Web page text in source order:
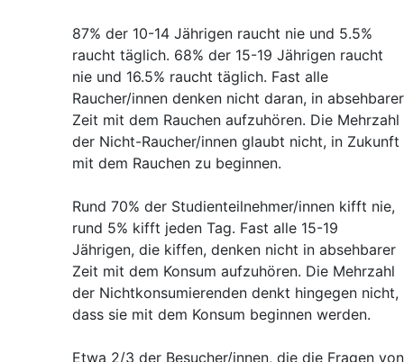
87% der 10-14 Jährigen raucht nie und 5.5%
raucht täglich. 68% der 15-19 Jährigen raucht
nie und 16.5% raucht täglich. Fast alle
Raucher/innen denken nicht daran, in absehbarer
Zeit mit dem Rauchen aufzuhören. Die Mehrzahl
der Nicht-Raucher/innen glaubt nicht, in Zukunft
mit dem Rauchen zu beginnen.
Rund 70% der Studienteilnehmer/innen kifft nie,
rund 5% kifft jeden Tag. Fast alle 15-19
Jährigen, die kiffen, denken nicht in absehbarer
Zeit mit dem Konsum aufzuhören. Die Mehrzahl
der Nichtkonsumierenden denkt hingegen nicht,
dass sie mit dem Konsum beginnen werden.
Etwa 2/3 der Besucher/innen, die die Fragen von